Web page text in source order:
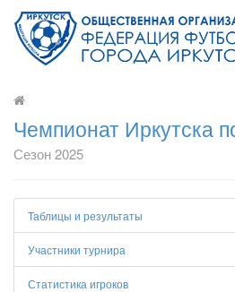
Чемпионат Иркутска
Сезон 2025
Таблицы и результаты
Участники турнира
Статистика игроков